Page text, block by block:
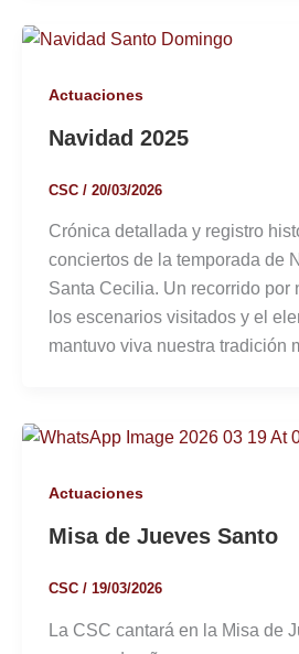
Actuaciones
Navidad 2025
CSC / 20/03/2026
Crónica detallada y registro
conciertos de la temporada de
Santa Cecilia. Un recorrido por
los escenarios visitados y el
mantuvo viva nuestra tradición
Actuaciones
Misa de Jueves Santo
CSC / 19/03/2026
La CSC cantará en la Misa de